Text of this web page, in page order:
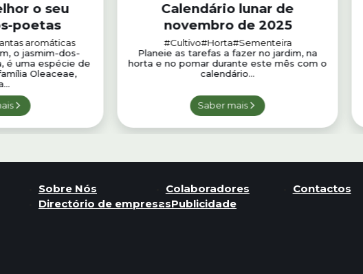
o seu
poetas
aromáticas
o jasmim-dos-
é uma espécie de
Oleaceae,
Calendário lunar de
novembro de 2025
#Cultivo#Horta#Sementeira
Planeie as tarefas a fazer no jardim, na
horta e no pomar durante este mês com o
calendário...
Saber mais
Sobre Nós Colaboradores
Contactos
Directório de empresasPublicidade